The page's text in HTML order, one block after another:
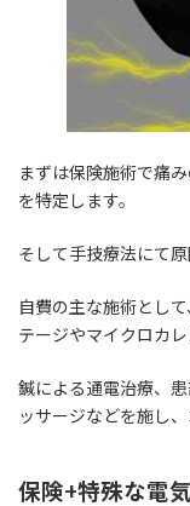
まずは保険施術で痛
を特定します。
そして手技療法にて
自費の主な施術とし
テージやマイクロカ
鍼による通電治療、
ッサージなどを施し
保険+特殊な電